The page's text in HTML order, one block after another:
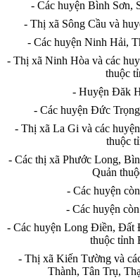
- Các huyện Bình Sơn,
- Thị xã Sông Cầu và
- Các huyện Ninh Hải,
- Thị xã Ninh Hòa và các
thuộc
- Huyện Đăk
- Các huyện Đức
- Thị xã La Gi và các
thuộc
- Các thị xã Phước Long,
Quản
- Các huyện
- Các huyện
- Các huyện Long Điền, Đất
thuộc tỉnh
- Thị xã Kiến Tường và
Thành, Tân Trụ,